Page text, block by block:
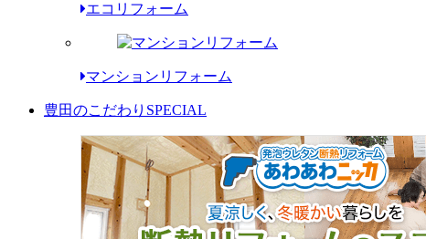
エコリフォーム
マンションリフォーム
豊田のこだわり SPECIAL